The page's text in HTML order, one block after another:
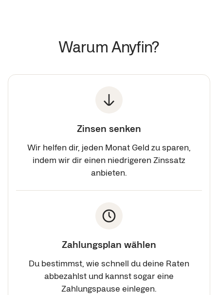
Warum Anyfin?
Zinsen senken
Wir helfen dir, jeden Monat Geld zu sparen,
indem wir dir einen niedrigeren Zinssatz
anbieten.
Zahlungsplan wählen
Du bestimmst, wie schnell du deine Raten
abbezahlst und kannst sogar eine
Zahlungspause einlegen.